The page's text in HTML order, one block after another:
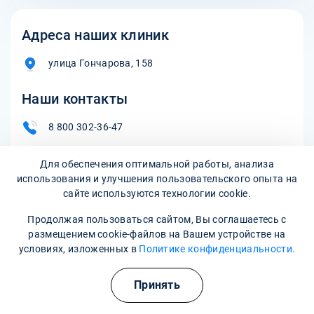
Адреса наших клиник
улица Гончарова, 158
Наши контакты
8 800 302-36-47
Для обеспечения оптимальной работы, анализа
использования и улучшения пользовательского опыта на
сайте используются технологии cookie.
Продолжая пользоваться сайтом, Вы соглашаетесь с
размещением cookie-файлов на Вашем устройстве на
условиях, изложенных в Политике конфиденциальности.
Принять